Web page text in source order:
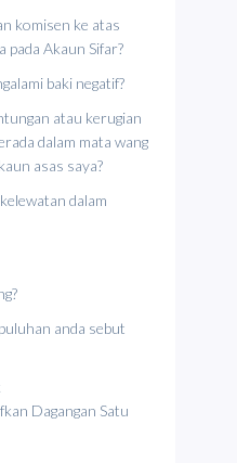
komisen ke atas
pada Akaun Sifar?
baki negatif?
atau kerugian
dalam mata wang
asas saya?
dalam
anda sebut
Dagangan Satu